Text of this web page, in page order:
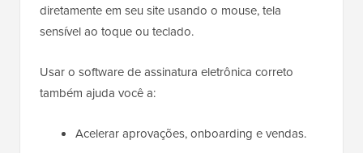
diretamente em seu site usando o mouse, tela
sensível ao toque ou teclado.
Usar o software de assinatura eletrônica correto
também ajuda você a:
Acelerar aprovações, onboarding e vendas.